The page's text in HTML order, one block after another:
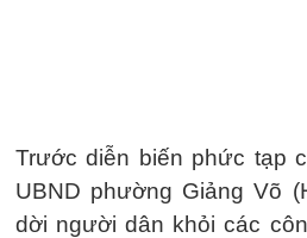
Trước diễn biến phức tạp
UBND phường Giảng Võ
dời người dân khỏi các